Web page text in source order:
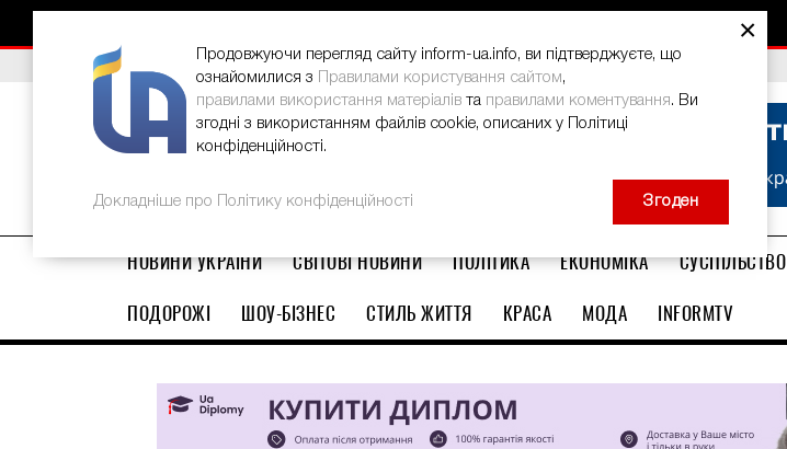
ВИБІР РЕДАКЦІЇ В Україні стартував ювілейний Global Teacher Prize-2026
НОВИНИ УКРАЇНИ СВІТОВІ НОВИНИ ПОЛІТИКА ЕКОНОМІКА СУСПІЛЬСТВО
ПОДОРОЖІ
ШОУ-БІЗНЕС СТИЛЬ ЖИТТЯ КРАСА МОДА INFORMTV
×
Продовжуючи перегляд сайту inform-ua.info, ви підтверджуєте, що
ознайомилися з
Правилами користування сайтом,
правилами використання матеріалів та правилами коментування. Ви
згодні з використанням файлів cookie, описаних у Політиці
конфіденційності.
Докладніше про Політику конфіденційності Згоден